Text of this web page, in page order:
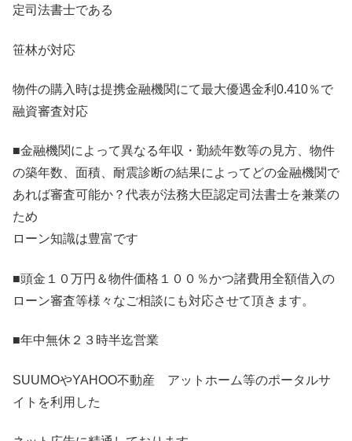
定司法書士である
笹林が対応
物件の購入時は提携金融機関にて最大優遇金利0.410％で
融資審査対応
■金融機関によって異なる年収・勤続年数等の見方、物件
の築年数、面積、耐震診断の結果によってどの金融機関で
あれば審査可能か？代表が法務大臣認定司法書士を兼業の
ため
ローン知識は豊富です
■頭金１０万円＆物件価格１００％かつ諸費用全額借入の
ローン審査等様々なご相談にも対応させて頂きます。
■年中無休２３時半迄営業
SUUMOやYAHOO不動産 アットホーム等のポータルサ
イトを利用した